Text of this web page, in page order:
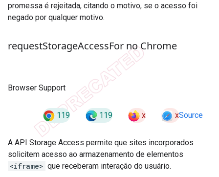
promessa é rejeitada, citando o motivo, se o acesso foi
negado por qualquer motivo.
requestStorageAccessFor no Chrome
Browser Support
119 119 x xSource
A API Storage Access permite que sites incorporados
solicitem acesso ao armazenamento de elementos
<iframe> que receberam interação do usuário.